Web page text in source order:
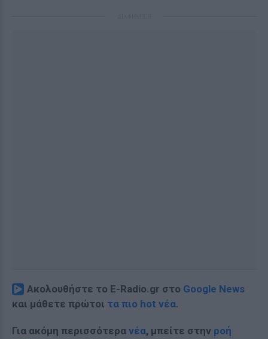
Ακολουθήστε το E-Radio.gr στο Google News
και μάθετε πρώτοι τα πιο hot νέα.
Για ακόμη περισσότερα νέα, μπείτε στην ροή